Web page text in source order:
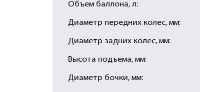
Объем баллона, л:
Диаметр передних колес, мм:
Диаметр задних колес, мм:
Высота подъема, мм:
Диаметр бочки, мм: